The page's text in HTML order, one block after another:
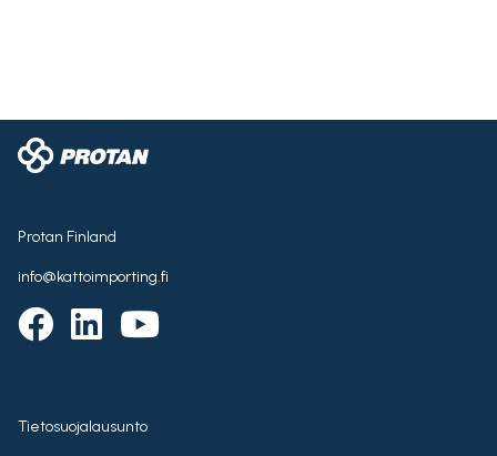
Protan Finland
info@kattoimporting.fi
Tietosuojalausunto